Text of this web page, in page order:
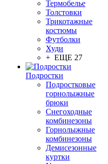
Термобелье
Толстовки
Трикотажные
костюмы
Футболки
Худи
+ ЕЩЕ 27
Подростки
Подростковые
горнолыжные
брюки
Снегоходные
комбинезоны
Горнолыжные
комбинезоны
Демисезонные
куртки